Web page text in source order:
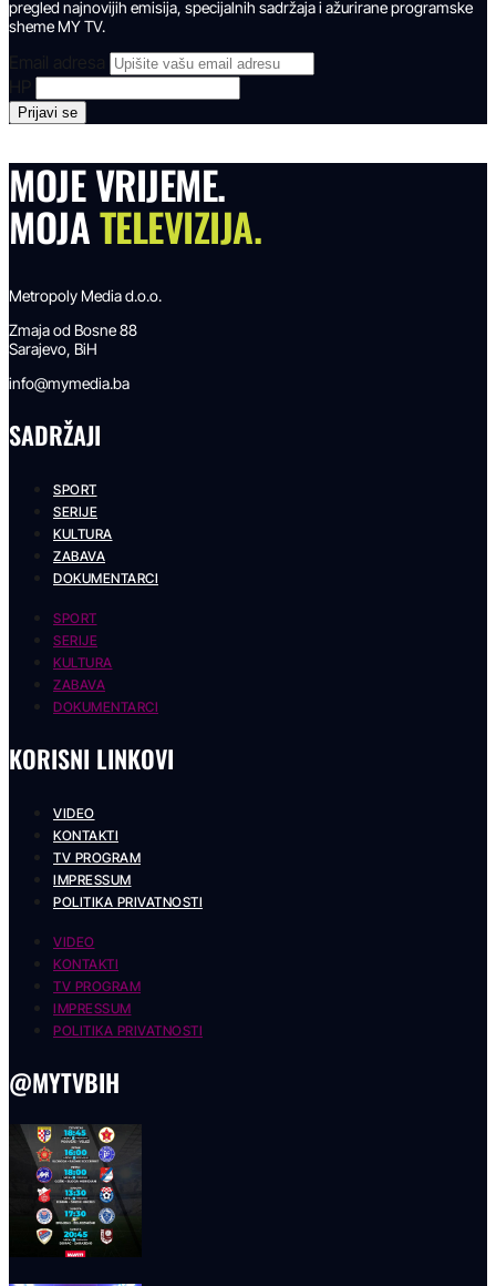
pregled najnovijih emisija, specijalnih sadržaja i ažurirane programske
sheme MY TV.
Email adresa
MOJE VRIJEME.
MOJATELEVIZIJA.
Metropoly Media d.o.o.
Zmaja od Bosne 88
Sarajevo, BiH
info@mymedia.ba
SADRŽAJI
SPORT
SERIJE
KULTURA
ZABAVA
DOKUMENTARCI
SPORT
SERIJE
KULTURA
ZABAVA
DOKUMENTARCI
KORISNI LINKOVI
VIDEO
KONTAKTI
TV PROGRAM
IMPRESSUM
POLITIKA PRIVATNOSTI
VIDEO
KONTAKTI
TV PROGRAM
IMPRESSUM
POLITIKA PRIVATNOSTI
@MYTVBIH